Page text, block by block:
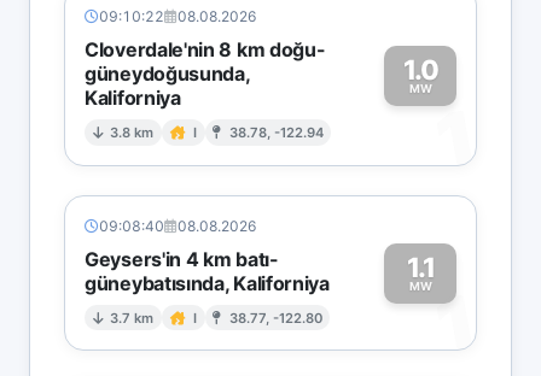
09:10:22 08.08.2026
Cloverdale'nin 8 km doğu-
güneydoğusunda,
Kaliforniya
3.8 km I 38.78, -122.94
1.0
MW
1
09:08:40 08.08.2026
Geysers'in 4 km batı-
güneybatısında, Kaliforniya
3.7 km I 38.77, -122.80
1.1
MW1